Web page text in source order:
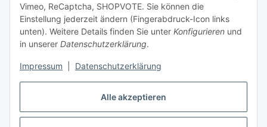
Alle akzeptieren
Vimeo, ReCaptcha, SHOPVOTE. Sie können die
Einstellung jederzeit ändern (Fingerabdruck-Icon links
unten). Weitere Details finden Sie unter Konfigurieren und
in unserer Datenschutzerklärung.
Impressum Datenschutzerklärung